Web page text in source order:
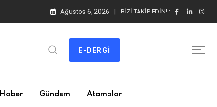
Ağustos 6, 2026 BIZI TAKIP EDIN! :
E-DERGI
Haber Gündem Atamalar